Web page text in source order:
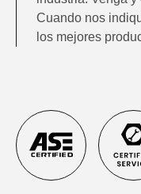
Cuando nos
los mejores